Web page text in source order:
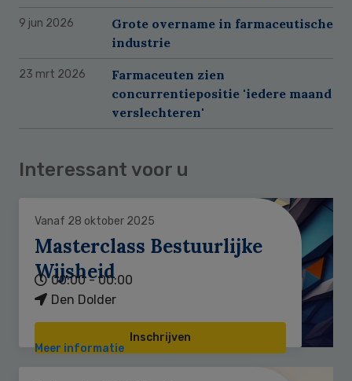
9 jun 2026
Grote overname in farmaceutische
industrie
23 mrt 2026
Farmaceuten zien
concurrentiepositie 'iedere maand
verslechteren'
Interessant voor u
Vanaf 28 oktober 2025
Masterclass Bestuurlijke
Wijsheid
00:00 - 00:00
Den Dolder
Inschrijven
Meer informatie